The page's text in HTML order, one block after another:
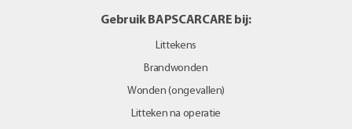
Gebruik BAPSCARCARE bij:
Littekens
Brandwonden
Wonden (ongevallen)
Litteken na operatie